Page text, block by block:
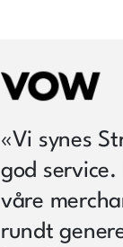
«Vi synes
god
våre
rundt